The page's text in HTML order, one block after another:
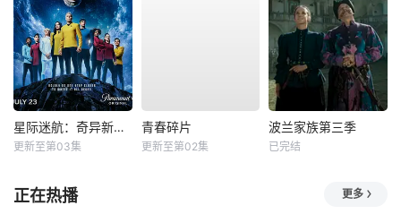
星际迷航：奇异新世界第四季
更新至第03集
青春碎片
更新至第02集
波兰家族第三季
已完结
正在热播 更多